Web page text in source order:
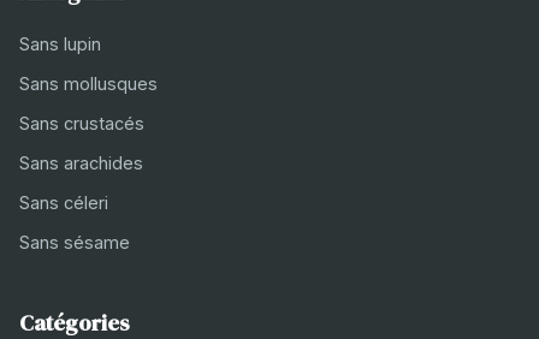
Sans lupin
Sans mollusques
Sans crustacés
Sans arachides
Sans céleri
Sans sésame
Catégories